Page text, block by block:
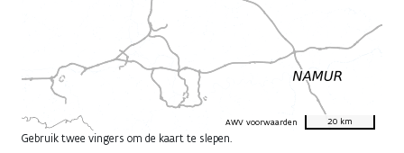
AWV voorwaarden 20 km
Gebruik twee vingers om de kaart te slepen.